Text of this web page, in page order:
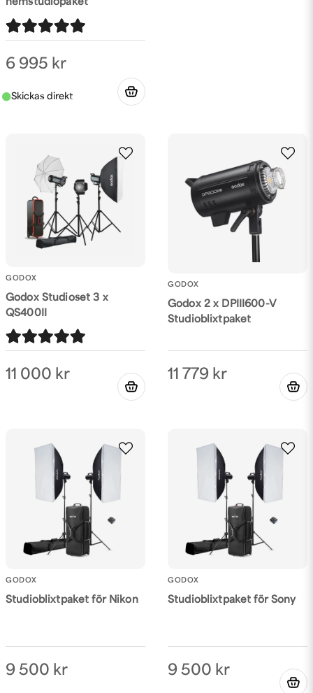
hemstudiopaket
6 995 kr
GODOX
Godox Studioset 3 x
QS400II
11 000 kr
GODOX
Godox 2 x DPIII600-V
Studioblixtpaket
11 779 kr
GODOX
Studioblixtpaket för Nikon
9 500 kr
GODOX
Studioblixtpaket för Sony
9 500 kr